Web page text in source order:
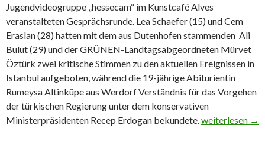
Jugendvideogruppe „hessecam“ im Kunstcafé Alves
veranstalteten Gesprächsrunde. Lea Schaefer (15) und Cem
Eraslan (28) hatten mit dem aus Dutenhofen stammenden Ali
Bulut (29) und der GRÜNEN-Landtagsabgeordneten Mürvet
Öztürk zwei kritische Stimmen zu den aktuellen Ereignissen in
Istanbul aufgeboten, während die 19-jährige Abiturientin
Rumeysa Altinküpe aus Werdorf Verständnis für das Vorgehen
der türkischen Regierung unter dem konservativen
Ministerpräsidenten Recep Erdogan bekundete.Café Alves:
weiterlesen →